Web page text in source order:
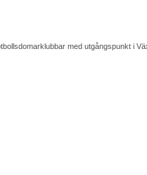
med utgångspunkt i